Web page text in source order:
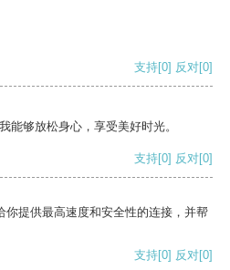
支持[0] 反对[0]
能够放松身心，享受美好时光。
支持[0] 反对[0]
提供最高速度和安全性的连接，并帮
支持[0] 反对[0]